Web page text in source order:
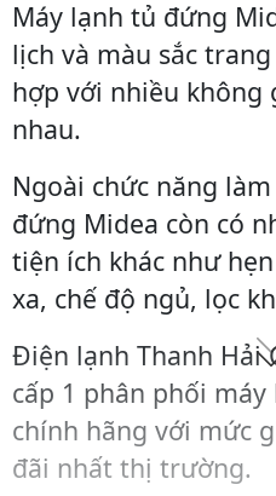
Máy lạnh tủ đứng
lịch và màu sắc
hợp với nhiều không
nhau.
Ngoài chức năng
đứng Midea còn có
tiện ích khác như
xa, chế độ ngủ, lọc
Điện lạnh Thanh Hải
cấp 1 phân phối
chính hãng với mức
đãi nhất thị trường.